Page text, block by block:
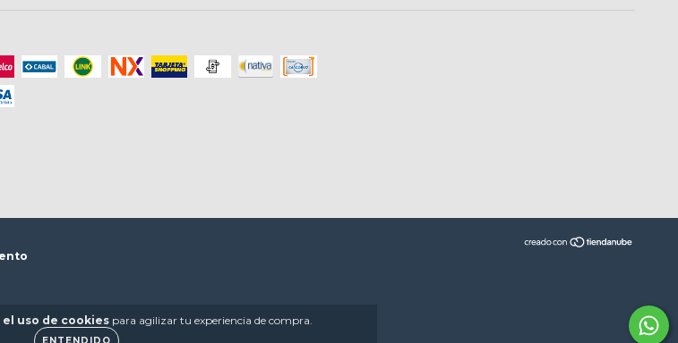
el uso de cookies para agilizar tu experiencia de compra.